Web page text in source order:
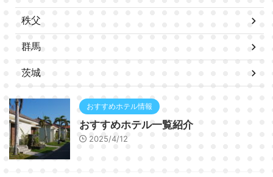
秩父
群馬
茨城
おすすめホテル情報
おすすめホテル一覧紹介
2025/4/12